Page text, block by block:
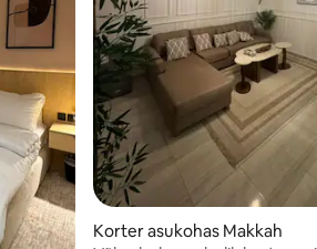
Korter asukohas Makkah